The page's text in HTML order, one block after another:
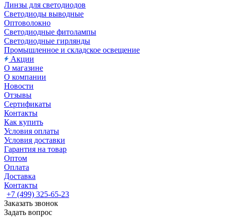
Линзы для светодиодов
Светодиоды выводные
Оптоволокно
Светодиодные фитолампы
Светодиодные гирлянды
Промышленное и складское освещение
Акции
О магазине
О компании
Новости
Отзывы
Сертификаты
Контакты
Как купить
Условия оплаты
Условия доставки
Гарантия на товар
Оптом
Оплата
Доставка
Контакты
+7 (499) 325-65-23
Заказать звонок
Задать вопрос